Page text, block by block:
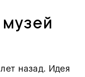
назад. Идея